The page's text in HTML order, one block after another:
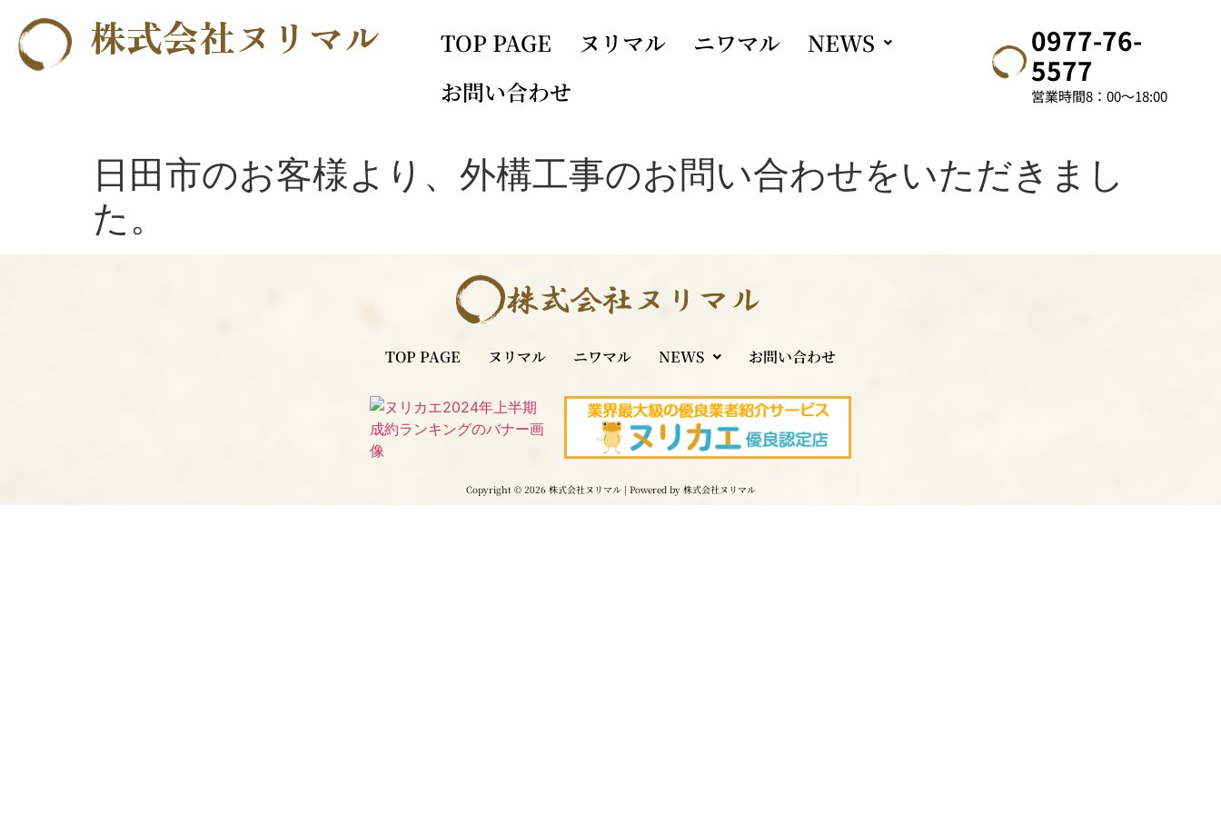
株式会社ヌリマル TOP PAGE ヌリマル ニワマル
NEWS
お問い合わせ
0977-76-
5577
営業時間8：00～18:00
日田市のお客様より、外構工事のお問い合わせをいただきまし
た。
TOP PAGE ヌリマル ニワマル NEWS お問い合わせ
Copyright © 2026 株式会社ヌリマル | Powered by 株式会社ヌリマル